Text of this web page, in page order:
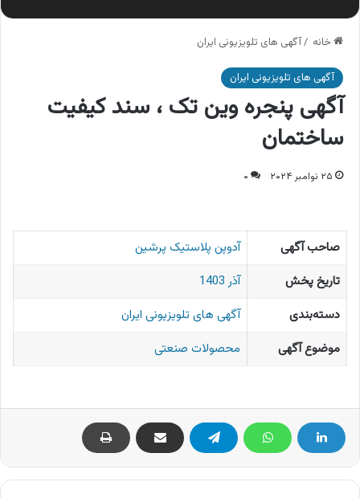
خانه /آگهی های تلویزیونی ایران
آگهی های تلویزیونی ایران
آگهی پنجره وین تک ، سند کیفیت
ساختمان
۲۵ نوامبر ۲۰۲۴ ۰
صاحب آگهی
آدوپن پلاستیک پرشین
تاریخ پخش
آذر 1403
دسته‌بندی
آگهی های تلویزیونی ایران
موضوع آگهی
محصولات صنعتی